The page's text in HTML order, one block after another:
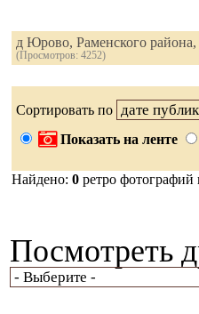
д Юрово, Раменского
(Просмотров: 4252)
Сортировать по
Показать на ленте
Найдено: 0 ретро
Посмотреть